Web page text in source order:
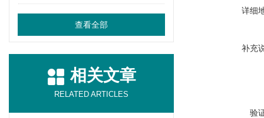
查看全部
相关文章
RELATED ARTICLES
详细
补充
验